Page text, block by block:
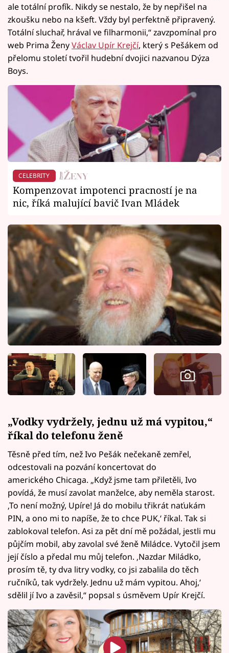
ale totální profík. Nikdy se nestalo, že by nepřišel na
zkoušku nebo na kšeft. Vždy byl perfektně připravený.
Totální sluchař, hrával ve filharmonii,“ zavzpomínal pro
web Prima ŽenyVáclav Upír Krejčí, který s Pešákem od
přelomu století tvořil hudební dvojici nazvanou Dýza
Boys.
CELEBRITY
Kompenzovat impotenci pracností je na
nic, říká malující bavič Ivan Mládek
„Vodky vydržely, jednu už má vypitou,“
říkal do telefonu ženě
Těsně před tím, než Ivo Pešák nečekaně zemřel,
odcestovali na pozvání koncertovat do
amerického Chicaga. „Když jsme tam přiletěli, Ivo
povídá, že musí zavolat manželce, aby neměla starost.
‚To není možný, Upíre! Já do mobilu třikrát naťukám
PIN, a ono mi to napíše, že to chce PUK,‘ říkal. Tak si
zablokoval telefon. Asi za pět dní mě požádal, jestli mu
půjčím mobil, aby zavolal své ženě Miládce. Vytočil jsem
její číslo a předal mu můj telefon. ‚Nazdar Miládko,
prosím tě, ty dva litry vodky, co jsi zabalila do těch
ručníků, tak vydržely. Jednu už mám vypitou. Ahoj,‘
sdělil jí Ivo a zavěsil,“ popsal s úsměvem Upír Krejčí.